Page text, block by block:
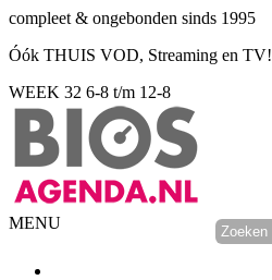
compleet & ongebonden sinds 1995
Óók THUIS VOD, Streaming en TV!
WEEK 32 6-8 t/m 12-8
MENU